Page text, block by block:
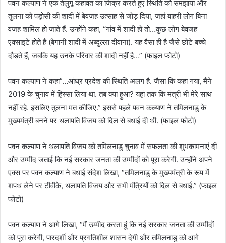
पवन कल्याण ने एक तेलुगू कहावत का जिक्र करते हुए स्थिति को समझाया और
तुलना को पड़ोसी की शादी में बेवजह उत्साह से जोड़ दिया, जहां बाहरी लोग बिना
वजह शामिल हो जाते हैं. उन्होंने कहा, “गांव में शादी हो तो…कुछ लोग बेवजह
एक्साइटे होते हैं (बेगानी शादी में अब्दुल्ला दीवाना). यह वैसा ही है जैसे छोटे बच्चे
दौड़ते हैं, जबकि यह उनके परिवार की शादी नहीं है…” (फाइल फोटो)
पवन कल्याण ने कहा”…आंध्र प्रदेश की स्थिति अलग है. जैसा कि कहा गया, मैंने
2019 के चुनाव में हिस्सा लिया था. तब क्या हुआ? यहां तक कि मंत्री भी मेरे साथ
नहीं रहे. इसलिए तुलना मत कीजिए.” इससे पहले पवन कल्याण ने तमिलनाडु के
मुख्यमंत्री बनने पर थलापति विजय को दिल से बधाई दी थी. (फाइल फोटो)
पवन कल्याण ने थलापति विजय को तमिलनाडु चुनाव में सफलता की शुभकामनाएं दीं
और उम्मीद जताई कि नई सरकार जनता की उम्मीदों को पूरा करेगी. उन्होंने अपने
एक्स पर पवन कल्याण ने बधाई संदेश लिखा, “तमिलनाडु के मुख्यमंत्री के रूप में
शपथ लेने पर टीवीके, थलापति विजय और सभी मंत्रियों को दिल से बधाई.” (फाइल
फोटो)
पवन कल्याण ने आगे लिखा, “मैं उम्मीद करता हूं कि नई सरकार जनता की उम्मीदों
को पूरा करेगी, पारदर्शी और प्रगतिशील शासन देगी और तमिलनाडु को आगे